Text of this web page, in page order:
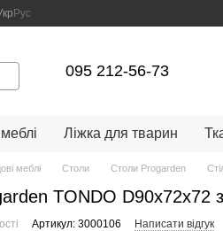
Рус
095 212-56-73
Ліжка для тварин
меблі Столи Столи Progarden
TONDO D90x72x72
Артикул: 3000106 Написати відгук